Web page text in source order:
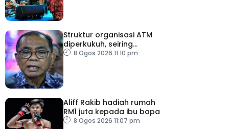
Struktur organisasi ATM
diperkukuh, seiring
pemodenan aset
8 Ogos 2026 11:10 pm
Aliff Rakib hadiah rumah
RM1 juta kepada ibu bapa
8 Ogos 2026 11:07 pm